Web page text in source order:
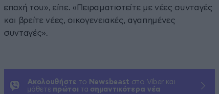
εποχή του», είπε. «Πειραματιστείτε με νέες συνταγές
και βρείτε νέες, οικογενειακές, αγαπημένες
συνταγές».
Ακολουθήστε το Newsbeast στο Viber και
μάθετε πρώτοι τα σημαντικότερα νέα